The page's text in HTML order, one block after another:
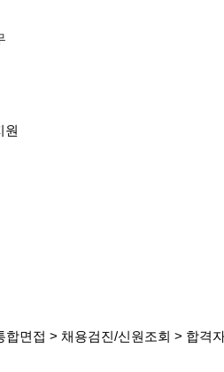
원
합면접 > 채용검진/신원조회 > 합격